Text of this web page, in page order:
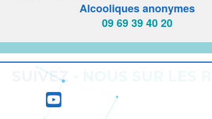
Alcooliques anonymes
09 69 39 40 20
SUIVEZ